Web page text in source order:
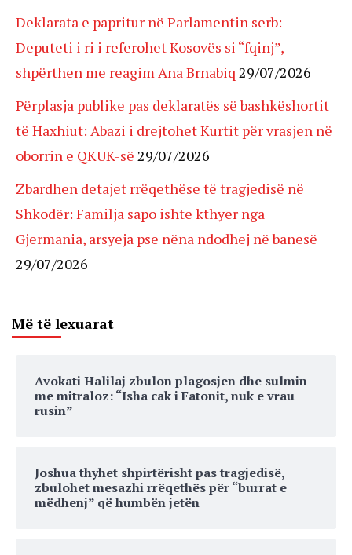
Deklarata e papritur në Parlamentin serb:
Deputeti i ri i referohet Kosovës si “fqinj”,
shpërthen me reagim Ana Brnabiq 29/07/2026
Përplasja publike pas deklaratës së bashkëshortit
të Haxhiut: Abazi i drejtohet Kurtit për vrasjen në
oborrin e QKUK-së 29/07/2026
Zbardhen detajet rrëqethëse të tragjedisë në
Shkodër: Familja sapo ishte kthyer nga
Gjermania, arsyeja pse nëna ndodhej në banesë
29/07/2026
Më të lexuarat
Avokati Halilaj zbulon plagosjen dhe sulmin
me mitraloz: “Isha cak i Fatonit, nuk e vrau
rusin”
Joshua thyhet shpirtërisht pas tragjedisë,
zbulohet mesazhi rrëqethës për “burrat e
mëdhenj” që humbën jetën